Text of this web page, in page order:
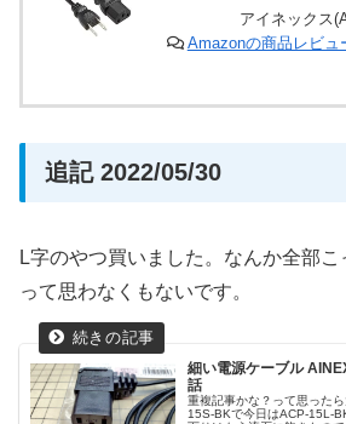
アイネックス
Amazonの商品レビュ
追記 2022/05/30
L字のやつ買いました。なんか全部こ
って思わなくもないです。
細い電源ケーブル
話
重複記事かな？って思った
15S-BKで今日はACP-15L-